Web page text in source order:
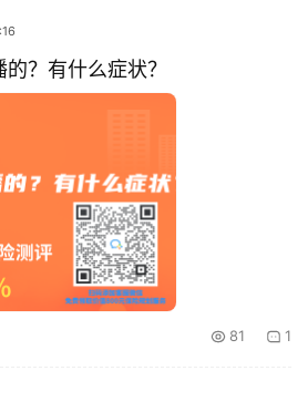
？有什么症状？
81 1